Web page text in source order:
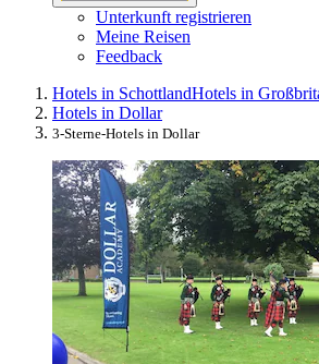
Unterkunft registrieren
Meine Reisen
Feedback
Hotels in SchottlandHotels in
Hotels in Dollar
3-Sterne-Hotels in Dollar